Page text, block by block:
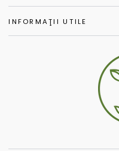
INFORMAŢII UTILE